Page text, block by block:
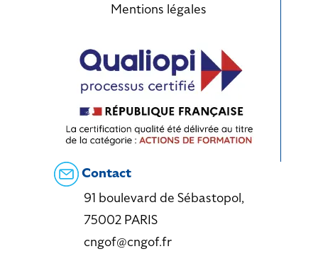
Mentions légales
Contact
91 boulevard de Sébastopol,
75002 PARIS
cngof@cngof.fr